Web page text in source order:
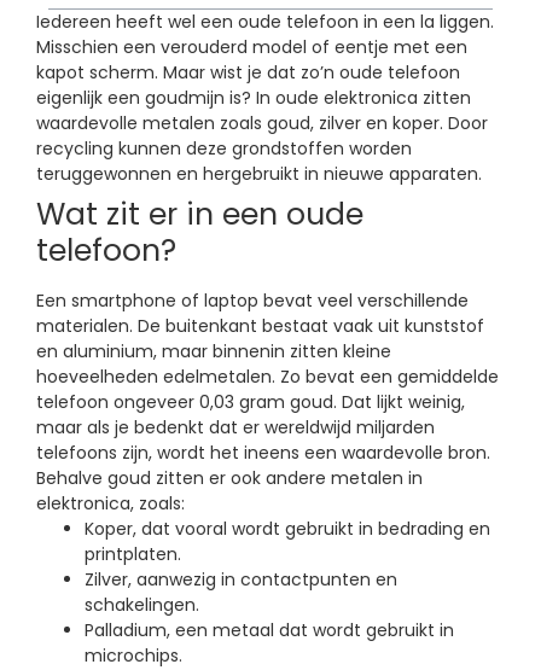
Iedereen heeft wel een oude telefoon in een la liggen.
Misschien een verouderd model of eentje met een
kapot scherm. Maar wist je dat zo’n oude telefoon
eigenlijk een goudmijn is? In oude elektronica zitten
waardevolle metalen zoals goud, zilver en koper. Door
recycling kunnen deze grondstoffen worden
teruggewonnen en hergebruikt in nieuwe apparaten.
Wat zit er in een oude
telefoon?
Een smartphone of laptop bevat veel verschillende
materialen. De buitenkant bestaat vaak uit kunststof
en aluminium, maar binnenin zitten kleine
hoeveelheden edelmetalen. Zo bevat een gemiddelde
telefoon ongeveer 0,03 gram goud. Dat lijkt weinig,
maar als je bedenkt dat er wereldwijd miljarden
telefoons zijn, wordt het ineens een waardevolle bron.
Behalve goud zitten er ook andere metalen in
elektronica, zoals:
Koper, dat vooral wordt gebruikt in bedrading en
printplaten.
Zilver, aanwezig in contactpunten en
schakelingen.
Palladium, een metaal dat wordt gebruikt in
microchips.